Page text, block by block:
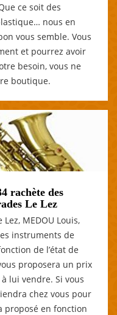
ce soit des
nous en
vous semble. Vous
et pourrez avoir
besoin, vous ne
boutique.
rachète des
Le Lez
MEDOU Louis,
instruments de
de l’état de
proposera un prix
lui vendre. Si vous
chez vous pour
proposé en fonction